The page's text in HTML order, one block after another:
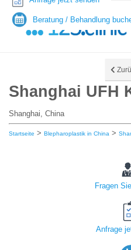
Shanghai UFH
Shanghai, China
Startseite > Blepharoplastik in China >
Fragen
Anfrage
Beratung / Behandlung